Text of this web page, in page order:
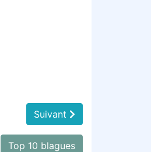
Suivant
Top 10 blagues